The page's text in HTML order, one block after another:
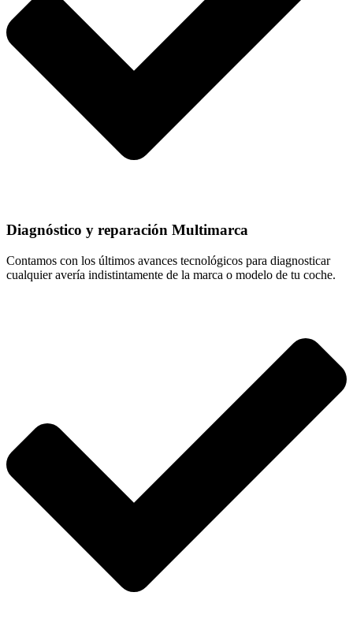
Diagnóstico y reparación Multimarca
Contamos con los últimos avances tecnológicos para diagnosticar
cualquier avería indistintamente de la marca o modelo de tu coche.